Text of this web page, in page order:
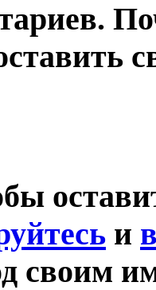
и
своим